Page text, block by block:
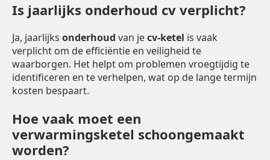
Is jaarlijks onderhoud cv verplicht?
Ja, jaarlijks onderhoud van jecv-ketel is vaak
verplicht om de efficiëntie en veiligheid te
waarborgen. Het helpt om problemen vroegtijdig te
identificeren en te verhelpen, wat op de lange termijn
kosten bespaart.
Hoe vaak moet een
verwarmingsketel schoongemaakt
worden?